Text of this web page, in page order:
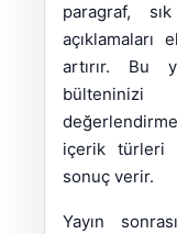
paragraf,
açıklamaları
artırır. Bu
içerik türleri
sonuç verir.
Yayın